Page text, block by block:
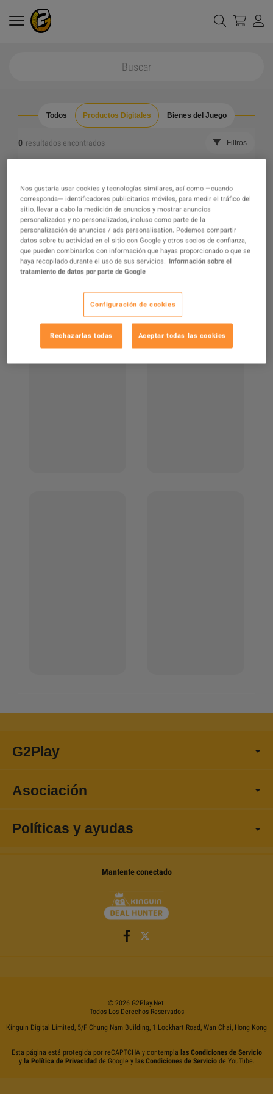
Todos Productos Digitales Bienes del Juego
0 resultados encontrados Filtros
The product you were looking for was not found, maybe
one of our recommendations will pique your interest
instead?
G2Play
Asociación
Políticas y ayudas
Mantente conectado
© 2026 G2Play.net.
Todos Los Derechos Reservados
Kinguin Digital Limited, 5/F Chung Nam Building, 1 Lockhart Road, Wan Chai, Hong Kong
Esta página está protegida por reCAPTCHA y contempla las Condiciones de Servicio
y la Política de Privacidad de Google y las Condiciones de Serviciode YouTube.
Nos gustaría usar cookies y tecnologías similares, así como —cuando
corresponda— identificadores publicitarios móviles, para medir el tráfico del
sitio, llevar a cabo la medición de anuncios y mostrar anuncios
personalizados y no personalizados, incluso como parte de la
personalización de anuncios / ads personalisation. Podemos compartir
datos sobre tu actividad en el sitio con Google y otros socios de confianza,
que pueden combinarlos con información que hayas proporcionado o que se
haya recopilado durante el uso de sus servicios. Información sobre el
tratamiento de datos por parte de Google
Configuración de cookies
Rechazarlas todas Aceptar todas las cookies